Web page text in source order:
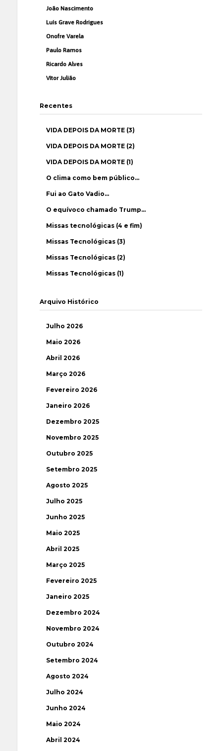
João Nascimento
Luís Grave Rodrigues
Onofre Varela
Paulo Ramos
Ricardo Alves
Vítor Julião
Recentes
VIDA DEPOIS DA MORTE (3)
VIDA DEPOIS DA MORTE (2)
VIDA DEPOIS DA MORTE (1)
O clima como bem público…
Fui ao Gato Vadio…
O equívoco chamado Trump…
Missas tecnológicas (4 e fim)
Missas Tecnológicas (3)
Missas Tecnológicas (2)
Missas Tecnológicas (1)
Arquivo Histórico
Julho 2026
Maio 2026
Abril 2026
Março 2026
Fevereiro 2026
Janeiro 2026
Dezembro 2025
Novembro 2025
Outubro 2025
Setembro 2025
Agosto 2025
Julho 2025
Junho 2025
Maio 2025
Abril 2025
Março 2025
Fevereiro 2025
Janeiro 2025
Dezembro 2024
Novembro 2024
Outubro 2024
Setembro 2024
Agosto 2024
Julho 2024
Junho 2024
Maio 2024
Abril 2024